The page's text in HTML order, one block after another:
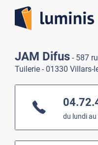
JAM Difus - 587
Tuilerie - 01330 Villars-
du lundi au